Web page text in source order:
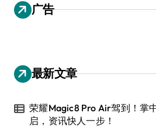
广告
最新文章
荣耀Magic8 Pro Air驾到！掌
启，资讯快人一步！